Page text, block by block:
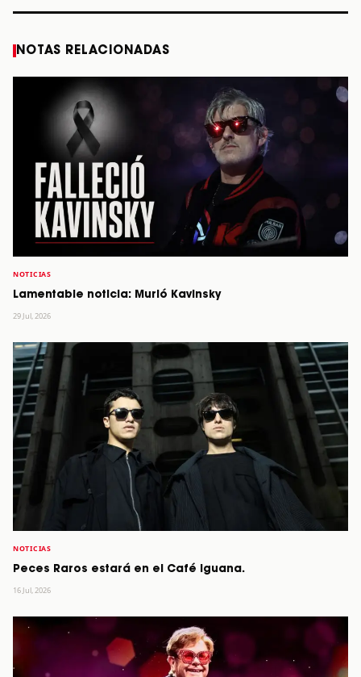
NOTAS RELACIONADAS
NOTICIAS
Lamentable noticia: Murió Kavinsky
29 Jul, 2026
NOTICIAS
Peces Raros estará en el Café Iguana.
16 Jul, 2026